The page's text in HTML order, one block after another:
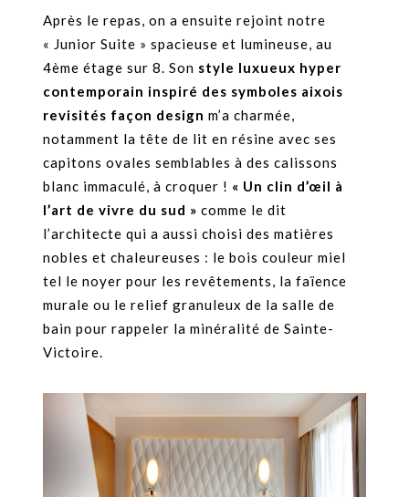
Après le repas, on a ensuite rejoint notre
« Junior Suite » spacieuse et lumineuse, au
4ème étage sur 8. Son style luxueux hyper
contemporain inspiré des symboles aixois
revisités façon design m’a charmée,
notamment la tête de lit en résine avec ses
capitons ovales semblables à des calissons
blanc immaculé, à croquer ! « Un clin d’œil à
l’art de vivre du sud » comme le dit
l’architecte qui a aussi choisi des matières
nobles et chaleureuses : le bois couleur miel
tel le noyer pour les revêtements, la faïence
murale ou le relief granuleux de la salle de
bain pour rappeler la minéralité de Sainte-
Victoire.